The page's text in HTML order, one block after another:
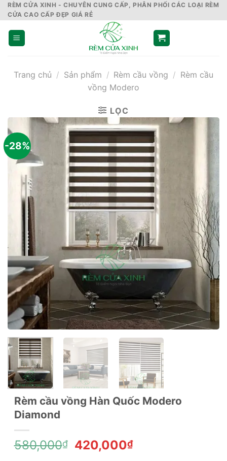
Skip
to
content
RÈM CỬA XINH - CHUYÊN CUNG CẤP, PHÂN PHỐI CÁC LOẠI RÈM
CỬA CAO CẤP ĐẸP GIÁ RẺ
Trang chủ / Sản phẩm / Rèm cầu vồng / Rèm cầu
vồng Modero
LỌC
-28%
Rèm cầu vồng Hàn Quốc Modero
Diamond
580,000₫
Giá
420,000₫Giá